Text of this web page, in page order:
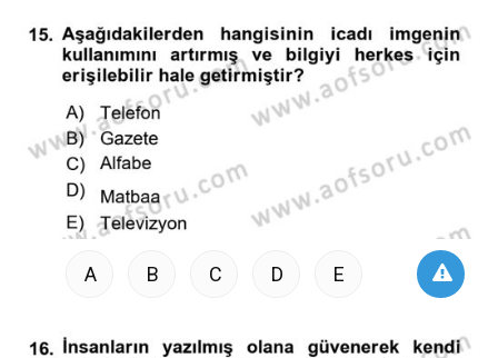
A B C D E